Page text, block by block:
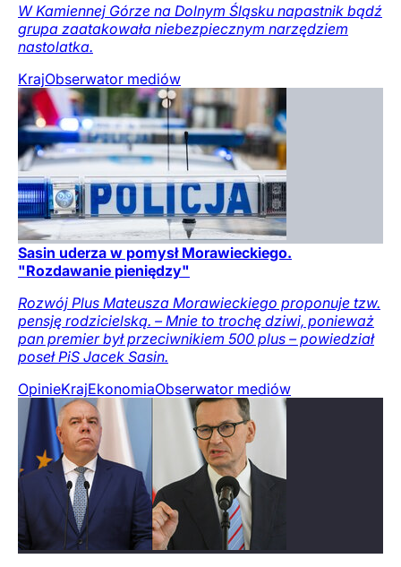
W Kamiennej Górze na Dolnym Śląsku napastnik bądź
grupa zaatakowała niebezpiecznym narzędziem
nastolatka.
KrajObserwator mediów
Sasin uderza w pomysł Morawieckiego.
"Rozdawanie pieniędzy"
Rozwój Plus Mateusza Morawieckiego proponuje tzw.
pensję rodzicielską. – Mnie to trochę dziwi, ponieważ
pan premier był przeciwnikiem 500 plus – powiedział
poseł PiS Jacek Sasin.
OpinieKrajEkonomiaObserwator mediów